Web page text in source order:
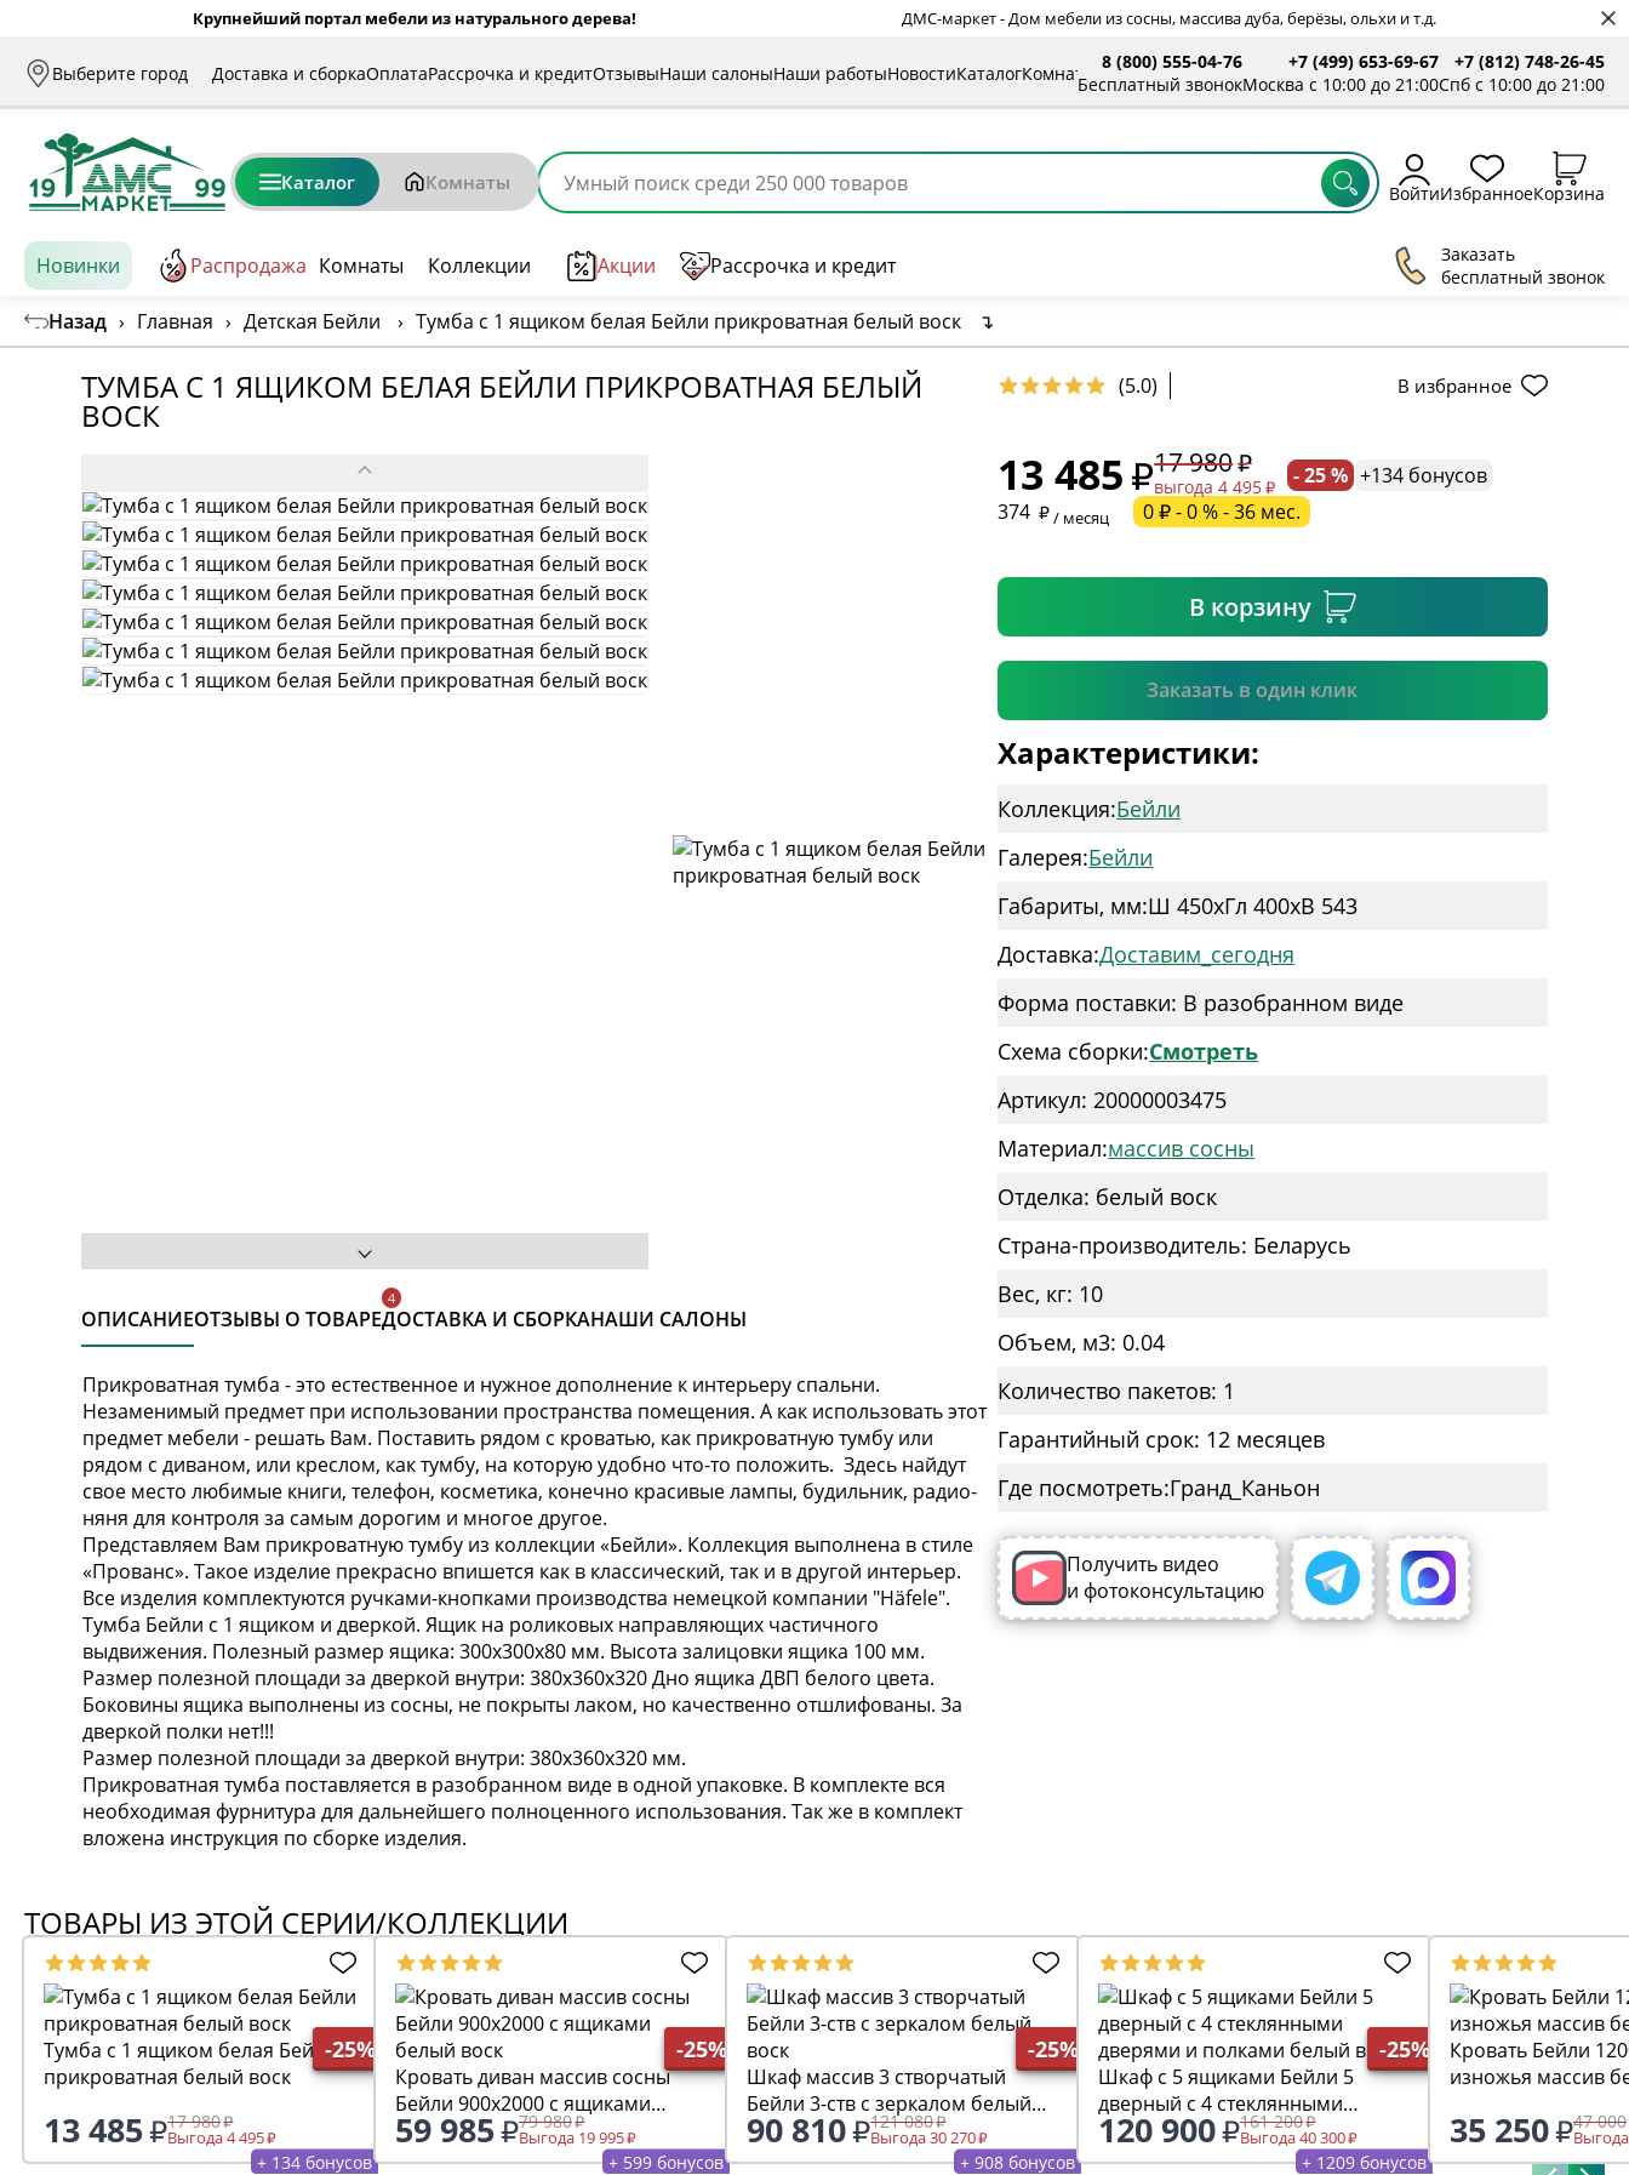
Крупнейший портал мебели из натурального дерева! ДМС-маркет - Дом мебели из сосны, массива дуба, берёзы, ольхи и т.д.
Выберите город Доставка и сборкаОплатаРассрочка и кредитОтзывыНаши салоныНаши работыНовостиКаталогКомнаты
8 (800) 555-04-76
Бесплатный звонок
+7 (499) 653-69-67
Москва с 10:00 до 21:00
+7 (812) 748-26-45
Спб с 10:00 до 21:00
Каталог Комнаты ВойтиИзбранноеКорзина
Новинки Распродажа Комнаты Коллекции Акции Рассрочка и кредит
Заказать
бесплатный звонок
Назад › Главная › Детская Бейли › Тумба с 1 ящиком белая Бейли прикроватная белый воск ↴
ТУМБА С 1 ЯЩИКОМ БЕЛАЯ БЕЙЛИ ПРИКРОВАТНАЯ БЕЛЫЙ
ВОСК
(5.0) В избранное
ОПИСАНИЕОТЗЫВЫ О ТОВАРЕДОСТАВКА И СБОРКАНАШИ САЛОНЫ
Прикроватная тумба - это естественное и нужное дополнение к интерьеру спальни.
Незаменимый предмет при использовании пространства помещения. А как использовать этот
предмет мебели - решать Вам. Поставить рядом с кроватью, как прикроватную тумбу или
рядом с диваном, или креслом, как тумбу, на которую удобно что-то положить. Здесь найдут
свое место любимые книги, телефон, косметика, конечно красивые лампы, будильник, радио-
няня для контроля за самым дорогим и многое другое.
Представляем Вам прикроватную тумбу из коллекции «Бейли». Коллекция выполнена в стиле
«Прованс». Такое изделие прекрасно впишется как в классический, так и в другой интерьер.
Все изделия комплектуются ручками-кнопками производства немецкой компании "Häfele".
Тумба Бейли с 1 ящиком и дверкой. Ящик на роликовых направляющих частичного
выдвижения. Полезный размер ящика: 300х300х80 мм. Высота залицовки ящика 100 мм.
Размер полезной площади за дверкой внутри: 380х360х320 Дно ящика ДВП белого цвета.
Боковины ящика выполнены из сосны, не покрыты лаком, но качественно отшлифованы. За
дверкой полки нет!!!
Размер полезной площади за дверкой внутри: 380х360х320 мм.
Прикроватная тумба поставляется в разобранном виде в одной упаковке. В комплекте вся
необходимая фурнитура для дальнейшего полноценного использования. Так же в комплект
вложена инструкция по сборке изделия.
13 485 17 980
выгода 4 495 - 25 % +134 бонусов
374
/ месяц 0 ₽ - 0 % - 36 мес.
В корзину
Заказать в один клик
* обязательное поле
* необязательное поле
Подтвердить
Характеристики:
Коллекция:Бейли
Галерея:Бейли
Габариты, мм:Ш 450xГл 400xВ 543
Доставка:Доставим_сегодня
Форма поставки: В разобранном виде
Схема сборки:Смотреть
Артикул: 20000003475
Материал:массив сосны
Отделка: белый воск
Страна-производитель: Беларусь
Вес, кг: 10
Объем, м3: 0.04
Количество пакетов: 1
Гарантийный срок: 12 месяцев
Где посмотреть:
Получить видео
и фотоконсультацию
ТОВАРЫ ИЗ ЭТОЙ СЕРИИ/КОЛЛЕКЦИИ
-25%
Тумба с 1 ящиком белая Бейли
прикроватная белый воск
13 485 17 980
Выгода 4 495
+ 134 бонусов
-25%
Кровать диван массив сосны
Бейли 900х2000 с ящиками
белый воск
59 985 79 980
Выгода 19 995
+ 599 бонусов
-25%
Шкаф массив 3 створчатый
Бейли 3-ств с зеркалом белый
воск
90 810 121 080
Выгода 30 270
+ 908 бонусов
-25%
Шкаф c 5 ящиками Бейли 5
дверный с 4 стеклянными
дверями и полками белый воск
120 900 161 200
Выгода 40 300
+ 1209 бонусов
Кровать Бейли
изножья массив
35 250 47 000